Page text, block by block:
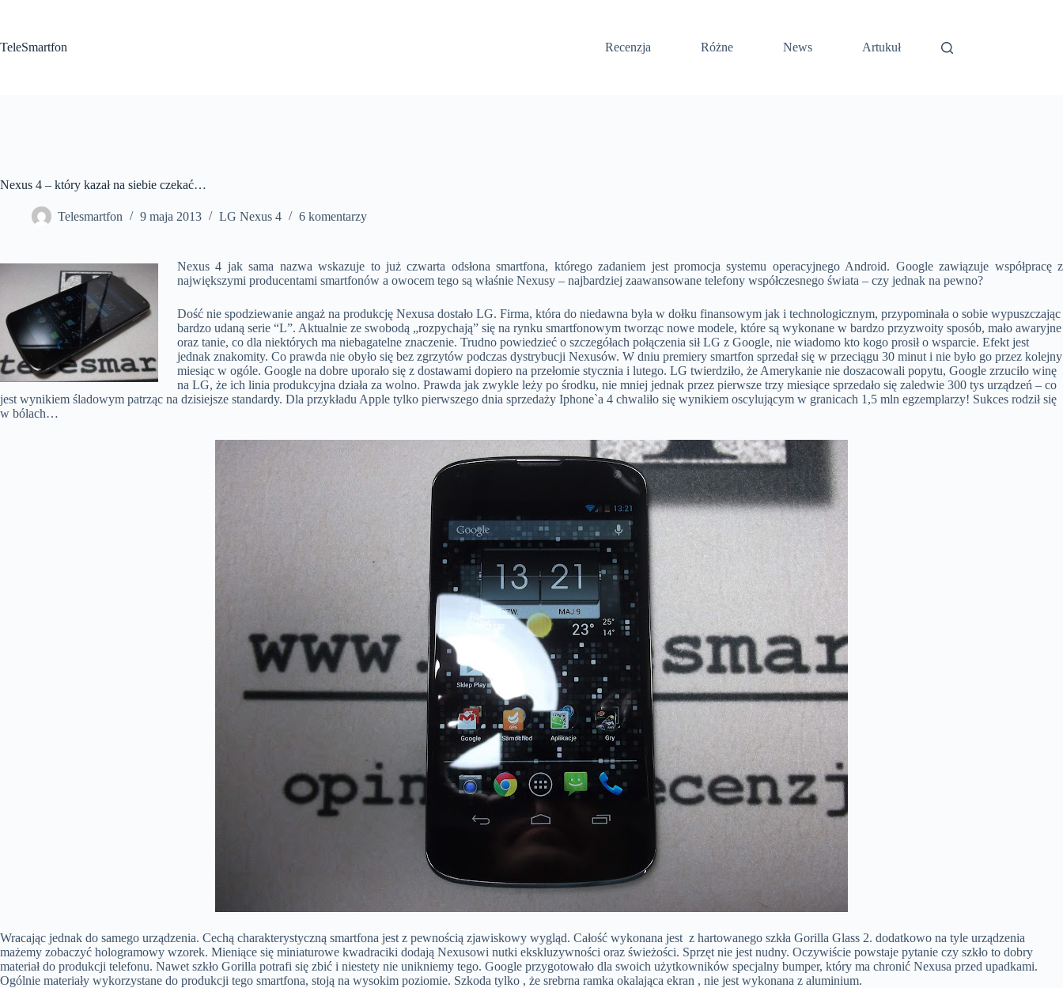
TeleSmartfon
Recenzja Różne News Artukuł
Nexus 4 – który kazał na siebie czekać…
Telesmartfon 9 maja 2013 LG Nexus 4 6 komentarzy
Nexus 4 jak sama nazwa wskazuje to już czwarta odsłona smartfona, którego zadaniem jest promocja systemu operacyjnego Android. Google zawiązuje współpracę z
największymi producentami smartfonów a owocem tego są właśnie Nexusy – najbardziej zaawansowane telefony współczesnego świata – czy jednak na pewno?
Dość nie spodziewanie angaż na produkcję Nexusa dostało LG. Firma, która do niedawna była w dołku finansowym jak i technologicznym, przypominała o sobie wypuszczając
bardzo udaną serie “L”. Aktualnie ze swobodą „rozpychają” się na rynku smartfonowym tworząc nowe modele, które są wykonane w bardzo przyzwoity sposób, mało awaryjne
oraz tanie, co dla niektórych ma niebagatelne znaczenie. Trudno powiedzieć o szczegółach połączenia sił LG z Google, nie wiadomo kto kogo prosił o wsparcie. Efekt jest
jednak znakomity. Co prawda nie obyło się bez zgrzytów podczas dystrybucji Nexusów. W dniu premiery smartfon sprzedał się w przeciągu 30 minut i nie było go przez kolejny
miesiąc w ogóle. Google na dobre uporało się z dostawami dopiero na przełomie stycznia i lutego. LG twierdziło, że Amerykanie nie doszacowali popytu, Google zrzuciło winę
na LG, że ich linia produkcyjna działa za wolno. Prawda jak zwykle leży po środku, nie mniej jednak przez pierwsze trzy miesiące sprzedało się zaledwie 300 tys urządzeń – co
jest wynikiem śladowym patrząc na dzisiejsze standardy. Dla przykładu Apple tylko pierwszego dnia sprzedaży Iphone`a 4 chwaliło się wynikiem oscylującym w granicach 1,5 mln egzemplarzy! Sukces rodził się
w bólach…
Wracając jednak do samego urządzenia. Cechą charakterystyczną smartfona jest z pewnością zjawiskowy wygląd. Całość wykonana jest z hartowanego szkła Gorilla Glass 2. dodatkowo na tyle urządzenia
mażemy zobaczyć hologramowy wzorek. Mieniące się miniaturowe kwadraciki dodają Nexusowi nutki ekskluzywności oraz świeżości. Sprzęt nie jest nudny. Oczywiście powstaje pytanie czy szkło to dobry
materiał do produkcji telefonu. Nawet szkło Gorilla potrafi się zbić i niestety nie unikniemy tego. Google przygotowało dla swoich użytkowników specjalny bumper, który ma chronić Nexusa przed upadkami.
Ogólnie materiały wykorzystane do produkcji tego smartfona, stoją na wysokim poziomie. Szkoda tylko , że srebrna ramka okalająca ekran , nie jest wykonana z aluminium.